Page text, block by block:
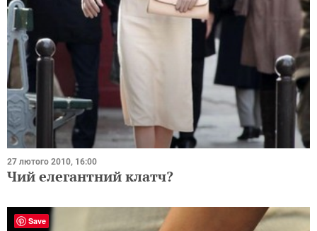
27 лютого 2010, 16:00
Чий елегантний клатч?
Save